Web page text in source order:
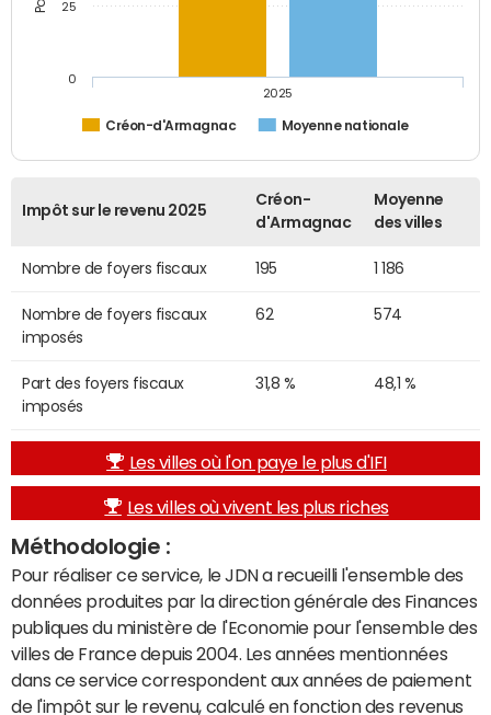
Créon-d'Armagnac Moyenne nationale
2025
0
25
Impôt sur le revenu 2025
Créon-
d'Armagnac
Moyenne
des villes
Nombre de foyers fiscaux 195 1 186
Nombre de foyers fiscaux
imposés
62 574
Part des foyers fiscaux
imposés
31,8 % 48,1 %
Les villes où l'on paye le plus d'IFI
Les villes où vivent les plus riches
Méthodologie :
Pour réaliser ce service, le JDN a recueilli l'ensemble des
données produites par la direction générale des Finances
publiques du ministère de l'Economie pour l'ensemble des
villes de France depuis 2004. Les années mentionnées
dans ce service correspondent aux années de paiement
de l'impôt sur le revenu, calculé en fonction des revenus